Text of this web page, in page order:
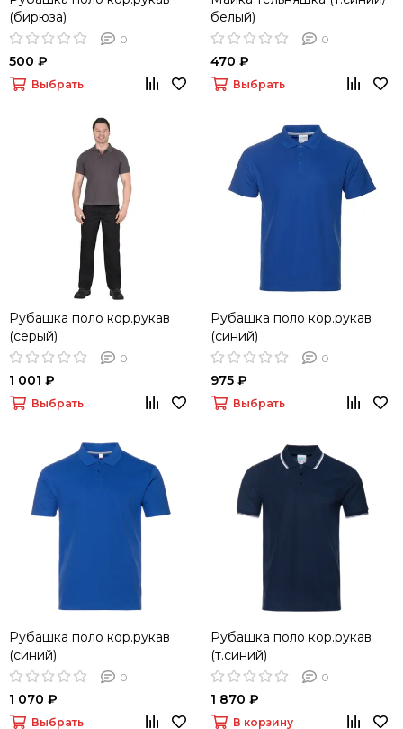
(бирюза)
0
500 ₽
Выбрать
белый)
0
470 ₽
Выбрать
Рубашка поло кор.рукав
(серый)
0
1 001 ₽
Выбрать
Рубашка поло кор.рукав
(синий)
0
975 ₽
Выбрать
Рубашка поло кор.рукав
(синий)
0
1 070 ₽
Выбрать
Рубашка поло кор.рукав
(т.синий)
0
1 870 ₽
В корзину